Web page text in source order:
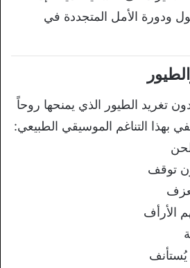
ودورة الأمل المتجددة في
تغريد الطيور الذي يمنحها روحاً
بهذا التناغم الموسيقي الطبيعي:
توقف
الأرأف